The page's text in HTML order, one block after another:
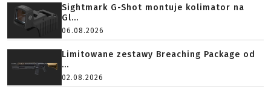
Sightmark G-Shot montuje kolimator na
Gl...
06.08.2026
Limitowane zestawy Breaching Package od
...
02.08.2026